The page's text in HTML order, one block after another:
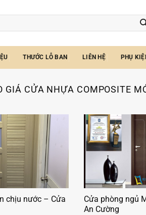
THƯỚC LỖ BAN LIÊN HỆ PHỤ
GIÁ CỬA NHỰA COMPOSITE
chịu nước – Cửa
Cửa phòng ngủ
An Cường